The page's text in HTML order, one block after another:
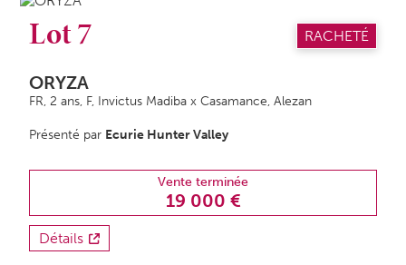
Lot 7 RACHETÉ
ORYZA
FR, 2 ans, F, Invictus Madiba x Casamance, Alezan
Présenté par Ecurie Hunter Valley
Vente terminée
19 000 €
Détails